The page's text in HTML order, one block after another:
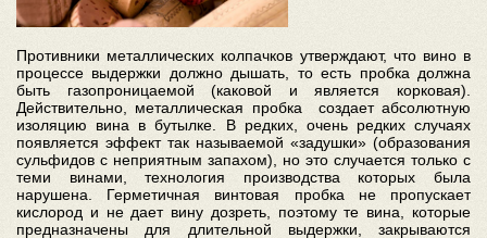
Противники металлических колпачков утверждают, что вино в
процессе выдержки должно дышать, то есть пробка должна
быть газопроницаемой (каковой и является корковая).
Действительно, металлическая пробка создает абсолютную
изоляцию вина в бутылке. В редких, очень редких случаях
появляется эффект так называемой «задушки» (образования
сульфидов с неприятным запахом), но это случается только с
теми винами, технология производства которых была
нарушена. Герметичная винтовая пробка не пропускает
кислород и не дает вину дозреть, поэтому те вина, которые
предназначены для длительной выдержки, закрываются